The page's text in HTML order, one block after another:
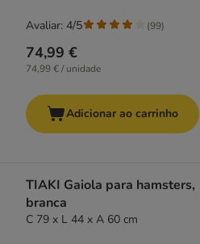
74,99 €
74,99 € / unidade
Avaliar: 4/5 (99)
Adicionar ao carrinho
TIAKI Gaiola para hamsters,
branca
C 79 x L 44 x A 60 cm